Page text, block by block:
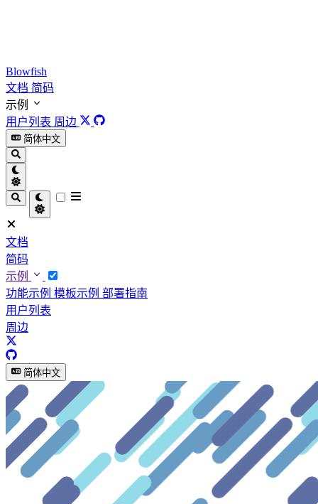
Blowfish
文档 简码
示例
用户列表 周边
简体中文
文档
简码
示例
功能示例 模板示例 部署指南
用户列表
周边
简体中文